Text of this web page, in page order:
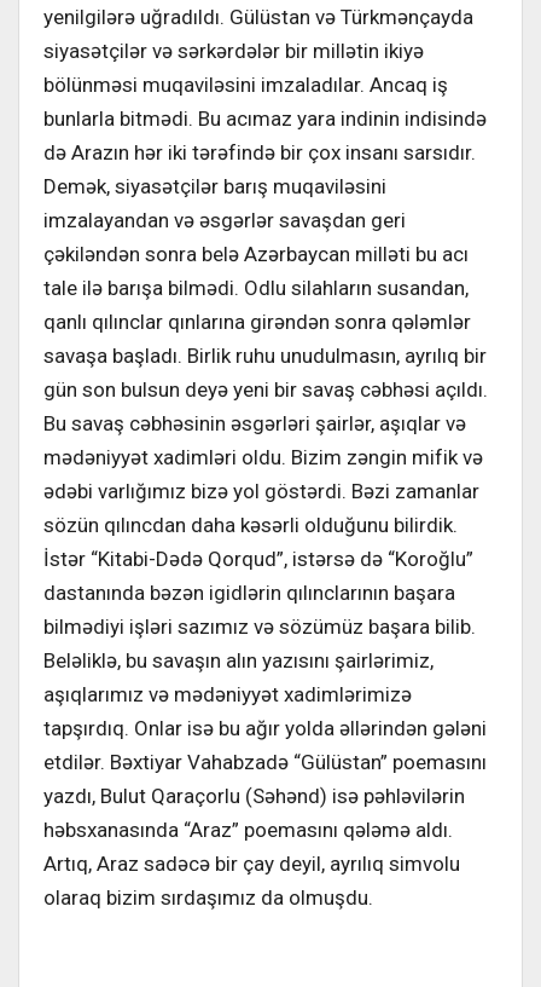
yenilgilərə uğradıldı. Gülüstan və Türkmənçayda
siyasətçilər və sərkərdələr bir millətin ikiyə
bölünməsi muqaviləsini imzaladılar. Ancaq iş
bunlarla bitmədi. Bu acımaz yara indinin indisində
də Arazın hər iki tərəfində bir çox insanı sarsıdır.
Demək, siyasətçilər barış muqaviləsini
imzalayandan və əsgərlər savaşdan geri
çəkiləndən sonra belə Azərbaycan milləti bu acı
tale ilə barışa bilmədi. Odlu silahların susandan,
qanlı qılınclar qınlarına girəndən sonra qələmlər
savaşa başladı. Birlik ruhu unudulmasın, ayrılıq bir
gün son bulsun deyə yeni bir savaş cəbhəsi açıldı.
Bu savaş cəbhəsinin əsgərləri şairlər, aşıqlar və
mədəniyyət xadimləri oldu. Bizim zəngin mifik və
ədəbi varlığımız bizə yol göstərdi. Bəzi zamanlar
sözün qılıncdan daha kəsərli olduğunu bilirdik.
İstər “Kitabi-Dədə Qorqud”, istərsə də “Koroğlu”
dastanında bəzən igidlərin qılınclarının başara
bilmədiyi işləri sazımız və sözümüz başara bilib.
Beləliklə, bu savaşın alın yazısını şairlərimiz,
aşıqlarımız və mədəniyyət xadimlərimizə
tapşırdıq. Onlar isə bu ağır yolda əllərindən gələni
etdilər. Bəxtiyar Vahabzadə “Gülüstan” poemasını
yazdı, Bulut Qaraçorlu (Səhənd) isə pəhləvilərin
həbsxanasında “Araz” poemasını qələmə aldı.
Artıq, Araz sadəcə bir çay deyil, ayrılıq simvolu
olaraq bizim sırdaşımız da olmuşdu.